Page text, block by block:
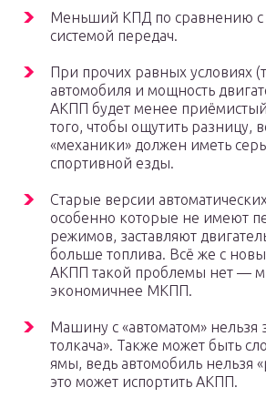
Меньший КПД по сравнению с
системой передач.
При прочих равных условиях
автомобиля и мощность
АКПП будет менее
того, чтобы ощутить разницу,
«механики» должен иметь
спортивной езды.
Старые версии
особенно которые не имеют
режимов, заставляют
больше топлива. Всё же с
АКПП такой проблемы нет —
экономичнее МКПП.
Машину с «автоматом» нельзя
толкача». Также может быть
ямы, ведь автомобиль нельзя
это может испортить АКПП.